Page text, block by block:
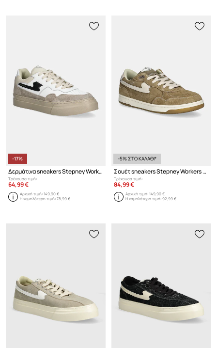
-17%
Δερμάτινα sneakers Stepney Workers Club Pearl S-Strike Geo-Merged
Τρέχουσα τιμή:
64,99 €
Αρχική τιμή:149,90 €
Η χαμηλότερη τιμή:78,99 €
-5% ΣΤΟ ΚΑΛΑΘΙ*
Σουέτ sneakers Stepney Workers Club Pro Cup 01 S-Strike Geo-Merged
Τρέχουσα τιμή:
84,99 €
Αρχική τιμή:149,90 €
Η χαμηλότερη τιμή:92,99 €